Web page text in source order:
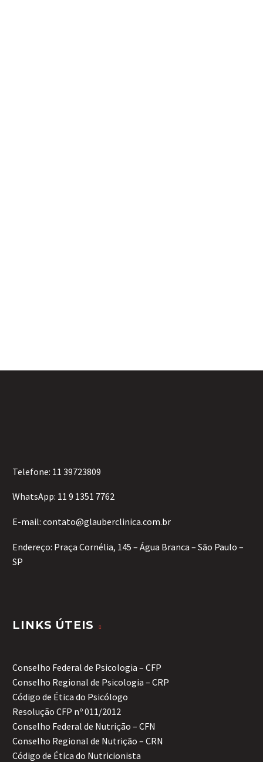
Telefone: 11 39723809
WhatsApp: 11 9 1351 7762
E-mail: contato@glauberclinica.com.br
Endereço: Praça Cornélia, 145 – Água Branca – São Paulo –
SP
LINKS ÚTEIS
Conselho Federal de Psicologia – CFP
Conselho Regional de Psicologia – CRP
Código de Ética do Psicólogo
Resolução CFP nº 011/2012
Conselho Federal de Nutrição – CFN
Conselho Regional de Nutrição – CRN
Código de Ética do Nutricionista